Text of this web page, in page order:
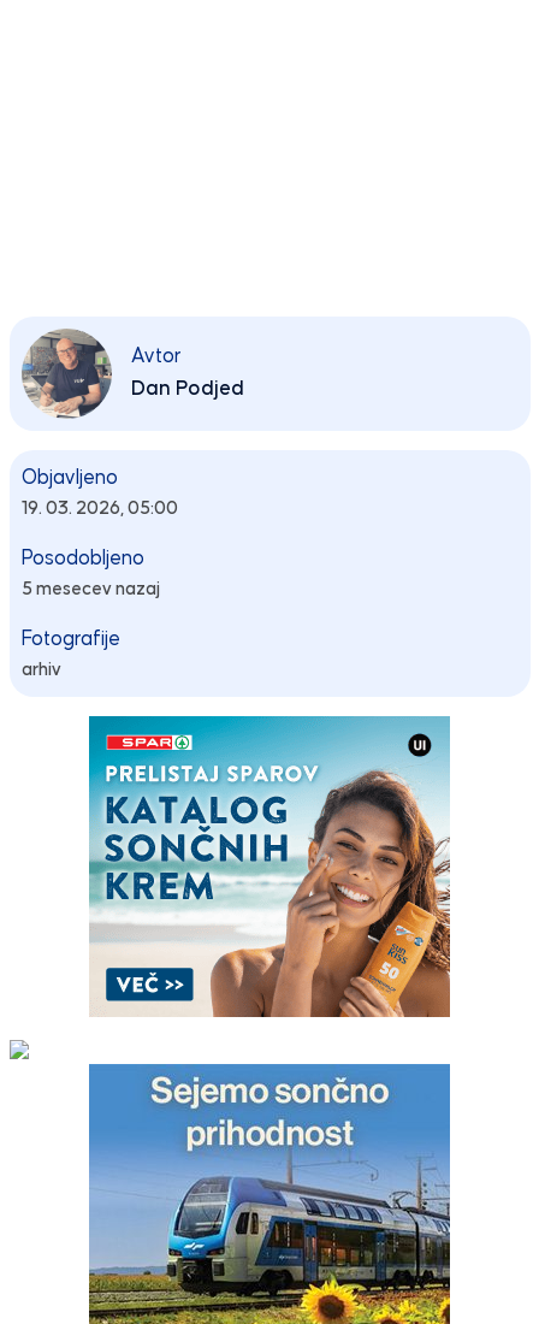
Avtor
Dan Podjed
Objavljeno
19. 03. 2026, 05:00
Posodobljeno
5 mesecev nazaj
Fotografije
arhiv